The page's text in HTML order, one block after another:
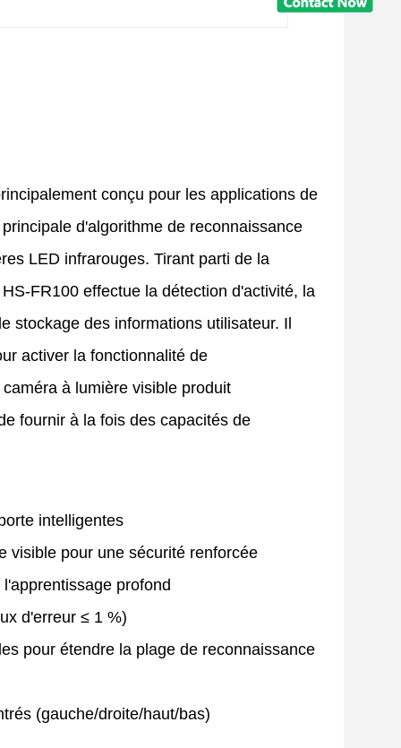
conçu pour les applications de
d'algorithme de reconnaissance
LED infrarouges. Tirant parti de la
FR100 effectue la détection d'activité, la
stockage des informations utilisateur. Il
activer la fonctionnalité de
à lumière visible produit
fournir à la fois des capacités de
intelligentes
visible pour une sécurité renforcée
profond
d'erreur ≤ 1 %)
pour étendre la plage de reconnaissance
(gauche/droite/haut/bas)